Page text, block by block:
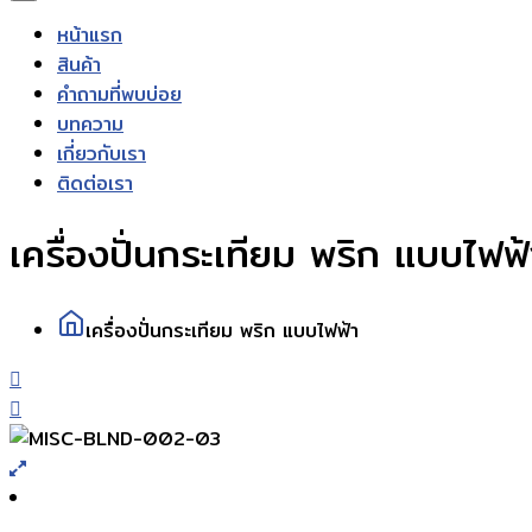
หน้าแรก
สินค้า
คำถามที่พบบ่อย
บทความ
เกี่ยวกับเรา
ติดต่อเรา
เครื่องปั่นกระเทียม พริก แบบไฟ
เครื่องปั่นกระเทียม พริก แบบไฟฟ้า